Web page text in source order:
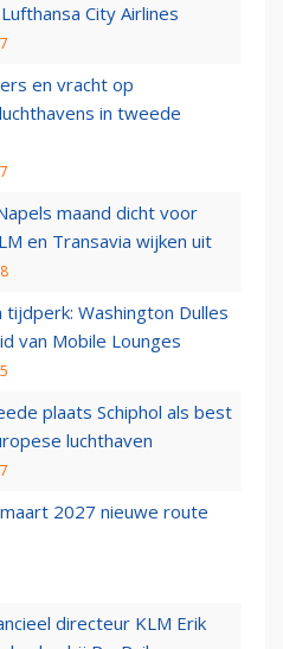
City Airlines
en vracht op
in tweede
maand dicht voor
en Transavia wijken uit
tijdperk: Washington Dulles
van Mobile Lounges
plaats Schiphol als best
luchthaven
2027 nieuwe route
directeur KLM Erik